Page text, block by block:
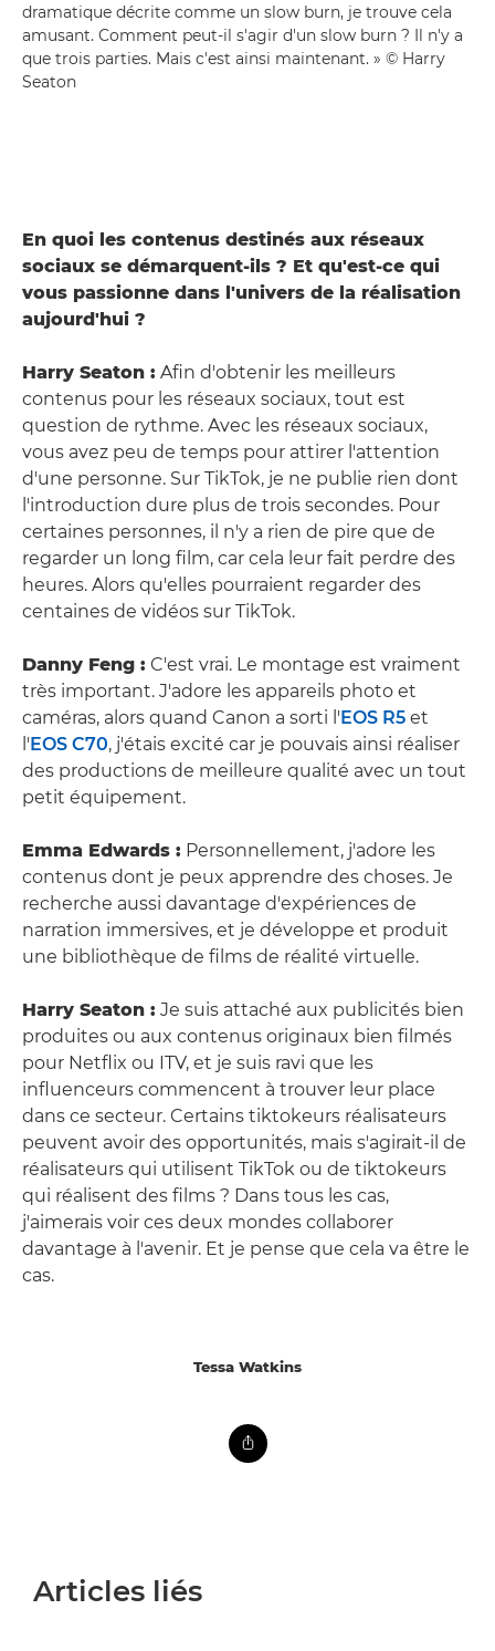
dramatique décrite comme un slow burn, je trouve cela
amusant. Comment peut-il s'agir d'un slow burn ? Il n'y a
que trois parties. Mais c'est ainsi maintenant. » © Harry
Seaton
En quoi les contenus destinés aux réseaux
sociaux se démarquent-ils ? Et qu'est-ce qui
vous passionne dans l'univers de la réalisation
aujourd'hui ?
Harry Seaton : Afin d'obtenir les meilleurs
contenus pour les réseaux sociaux, tout est
question de rythme. Avec les réseaux sociaux,
vous avez peu de temps pour attirer l'attention
d'une personne. Sur TikTok, je ne publie rien dont
l'introduction dure plus de trois secondes. Pour
certaines personnes, il n'y a rien de pire que de
regarder un long film, car cela leur fait perdre des
heures. Alors qu'elles pourraient regarder des
centaines de vidéos sur TikTok.
Danny Feng : C'est vrai. Le montage est vraiment
très important. J'adore les appareils photo et
caméras, alors quand Canon a sorti l'EOS R5 et
l'EOS C70, j'étais excité car je pouvais ainsi réaliser
des productions de meilleure qualité avec un tout
petit équipement.
Emma Edwards : Personnellement, j'adore les
contenus dont je peux apprendre des choses. Je
recherche aussi davantage d'expériences de
narration immersives, et je développe et produit
une bibliothèque de films de réalité virtuelle.
Harry Seaton : Je suis attaché aux publicités bien
produites ou aux contenus originaux bien filmés
pour Netflix ou ITV, et je suis ravi que les
influenceurs commencent à trouver leur place
dans ce secteur. Certains tiktokeurs réalisateurs
peuvent avoir des opportunités, mais s'agirait-il de
réalisateurs qui utilisent TikTok ou de tiktokeurs
qui réalisent des films ? Dans tous les cas,
j'aimerais voir ces deux mondes collaborer
davantage à l'avenir. Et je pense que cela va être le
cas.
Tessa Watkins
Articles liés